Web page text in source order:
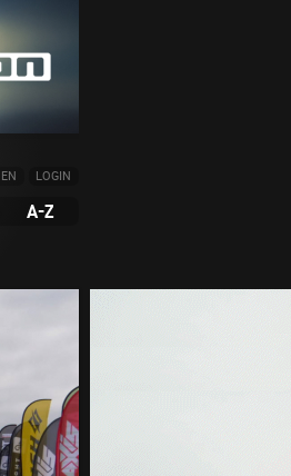
EN LOGIN
A-Z